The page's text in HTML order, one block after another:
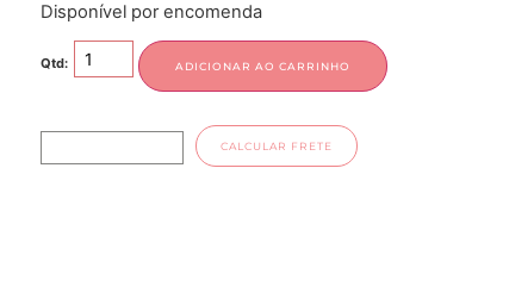
Disponível por encomenda
CALCULAR FRETE
ADICIONAR AO CARRINHO